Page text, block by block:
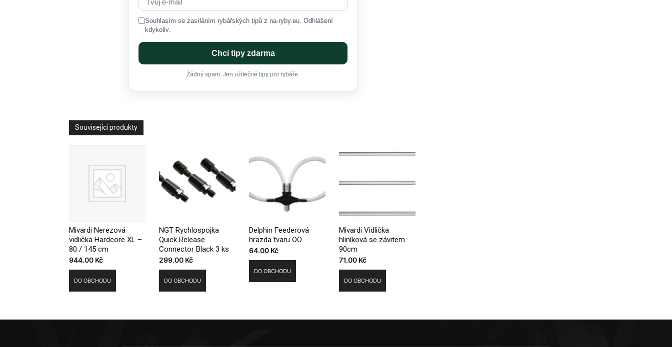
Souhlasím se zasíláním rybářských tipů z na-ryby.eu. Odhlášení
kdykoliv.
Chci tipy zdarma
Žádný spam. Jen užitečné tipy pro rybáře.
Související produkty
Mivardi Nerezová
vidlička Hardcore XL –
80 / 145 cm
944.00 Kč
DO OBCHODU
NGT Rychlospojka
Quick Release
Connector Black 3 ks
299.00 Kč
DO OBCHODU
Delphin Feederová
hrazda tvaru OO
64.00 Kč
DO OBCHODU
Mivardi Vidlička
hliníková se závitem
90cm
71.00 Kč
DO OBCHODU